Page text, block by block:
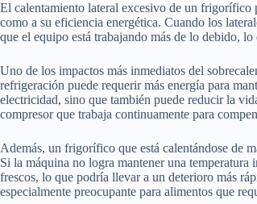
El calentamiento lateral excesivo de un frigorífico
como a su eficiencia energética. Cuando los
que el equipo está trabajando más de lo debido,
Uno de los impactos más inmediatos del
refrigeración puede requerir más energía para
electricidad, sino que también puede reducir la
compresor que trabaja continuamente para
Además, un frigorífico que está calentándose de
Si la máquina no logra mantener una
frescos, lo que podría llevar a un deterioro más
especialmente preocupante para alimentos que